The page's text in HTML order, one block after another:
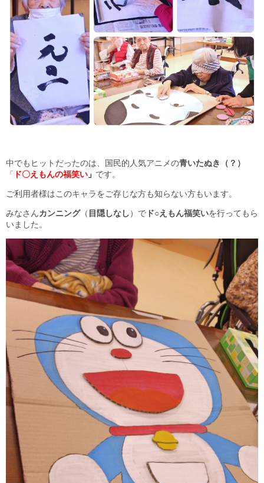
中でもヒットだったのは、国民的人気アニメの青いたぬき（？）
「 ド〇えもんの福笑い 」 です。
ご利用者様はこのキャラをご存じな方も知らない方もいます。
みなさんカンニング（ 目隠しなし）で ド○えもん福笑いを行ってもら
いました。